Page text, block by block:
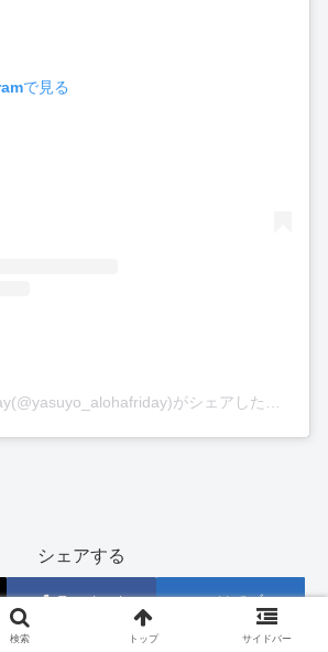
で見る
yasuyo_aloha friday(@yasuyo_alohafriday)がシェアした投稿
シェアする
Facebook はてブ
検索 トップ サイドバー